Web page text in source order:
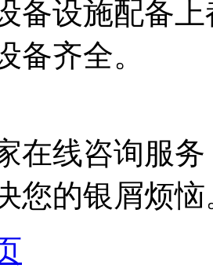
备设施配备
备齐全。
在线咨询服
您的银屑烦恼